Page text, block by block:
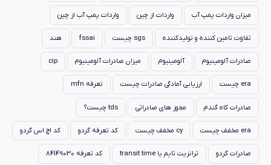
میزان واردات پمپ آب واردات از چین واردات پمپ آب از چین
تفاوت تامین کننده و تولیدکننده sgs چیست fssai هند
صادرات آلومینیوم آلومینیوم میزان صادرات آلومینیوم cip
era چیست ارزیابی آمادگی صادرات چیست تعرفه mfn
صادرات کاه گندم مجوز های صادراتی tds چیست؟
era مخفف چیست cy مخفف چیست کد تعرفه گردو کد اچ اس گردو
صادرات گردو ترانزیت تایم یا transit time کد تعرفه 84149030